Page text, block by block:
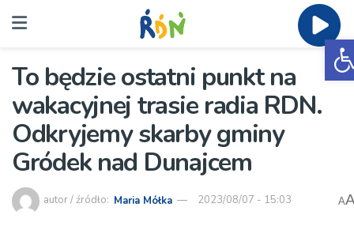
To będzie ostatni punkt na
wakacyjnej trasie radia RDN.
Odkryjemy skarby gminy
Gródek nad Dunajcem
autor / źródło: Maria Mółka 2023/08/07 - 15:03 A